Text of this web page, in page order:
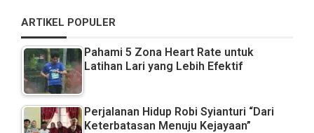
ARTIKEL POPULER
Pahami 5 Zona Heart Rate untuk
Latihan Lari yang Lebih Efektif
Perjalanan Hidup Robi Syianturi “Dari
Keterbatasan Menuju Kejayaan”